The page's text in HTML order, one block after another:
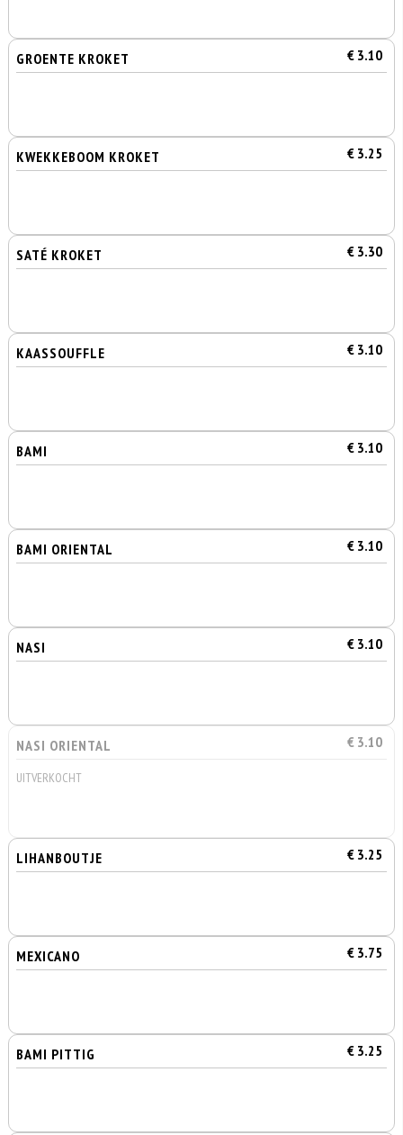
GROENTE KROKET € 3.10
KWEKKEBOOM KROKET € 3.25
SATÉ KROKET € 3.30
KAASSOUFFLE € 3.10
BAMI € 3.10
BAMI ORIENTAL € 3.10
NASI € 3.10
NASI ORIENTAL € 3.10
UITVERKOCHT
LIHANBOUTJE € 3.25
MEXICANO € 3.75
BAMI PITTIG € 3.25